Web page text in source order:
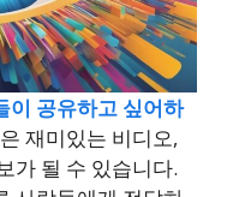
이 공유하고 싶어하
재미있는 비디오,
가 될 수 있습니다.